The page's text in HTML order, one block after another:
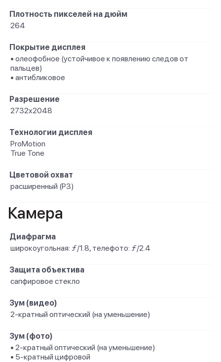
Плотность пикселей на дюйм
264
Покрытие дисплея
• олеофобное (устойчивое к появлению следов от
пальцев)
• антибликовое
Разрешение
2732x2048
Технологии дисплея
ProMotion
True Tone
Цветовой охват
расширенный (P3)
Камера
Диафрагма
широкоугольная: ƒ/1.8, телефото: ƒ/2.4
Защита объектива
сапфировое стекло
Зум (видео)
2-кратный оптический (на уменьшение)
Зум (фото)
• 2-кратный оптический (на уменьшение)
• 5-кратный цифровой